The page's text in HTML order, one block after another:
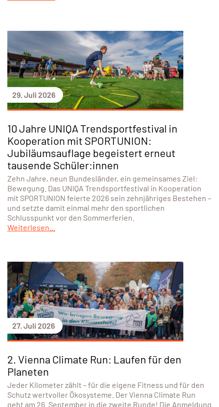
29. Juli 2026
10 Jahre UNIQA Trendsportfestival in
Kooperation mit SPORTUNION:
Jubiläumsauflage begeistert erneut
tausende Schüler:innen
Zehn Jahre, neun Bundesländer, ein gemeinsames Ziel:
Bewegung. Das UNIQA Trendsportfestival in Kooperation
mit SPORTUNION feierte 2026 sein zehnjähriges Bestehen –
und setzte damit einmal mehr den sportlichen
Schlusspunkt vor den Sommerferien.
Weiterlesen...
27. Juli 2026
2. Vienna Climate Run: Laufen für den
Planeten
Jeder Kilometer zählt – für die eigene Fitness und für den
Schutz wertvoller Ökosysteme. Der Vienna Climate Run
geht am 26. September in die zweite Runde! Die Anmeldung